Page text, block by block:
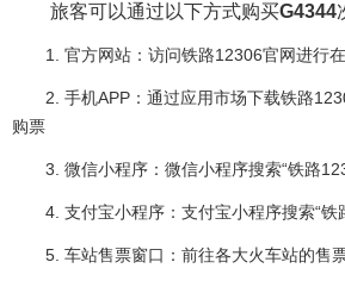
旅客可以通过以下方式购买G4344
1. 官方网站：访问铁路12306官网进行
2. 手机APP：通过应用市场下载铁路
购票
3. 微信小程序：微信小程序搜索“铁路
4. 支付宝小程序：支付宝小程序搜索“铁
5. 车站售票窗口：前往各大火车站的售